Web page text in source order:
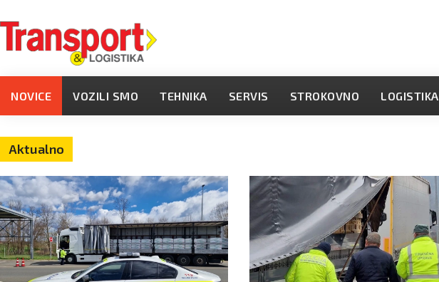
NOVICE VOZILI SMO TEHNIKA SERVIS STROKOVNO LOGISTIKA
Aktualno